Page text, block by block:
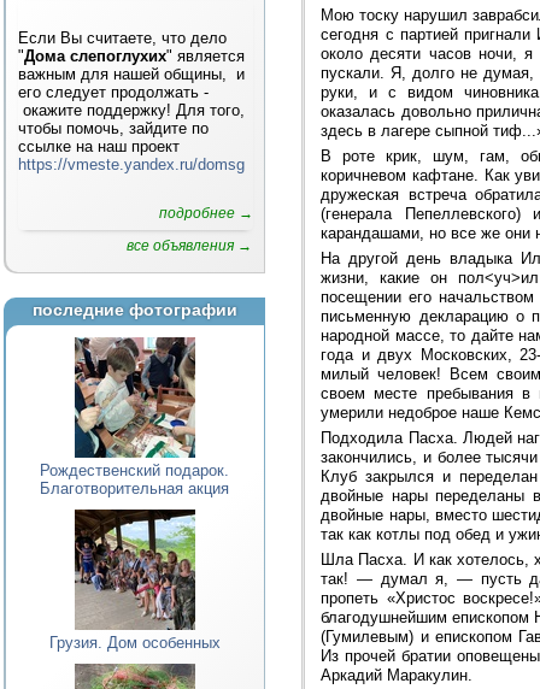
Если Вы считаете, что дело
"Дома слепоглухих" является
важным для нашей общины, и
его следует продолжать -
окажите поддержку! Для того,
чтобы помочь, зайдите по
ссылке на наш проект
https://vmeste.yandex.ru/domsg
подробнее →
все объявления →
последние фотографии
Рождественский подарок.
Благотворительная акция
Грузия. Дом особенных
Мою тоску нарушил
сегодня с партией
около десяти часов ночи,
пускали. Я, долго не думая,
руки, и с видом
оказалась довольно
здесь в лагере сыпной
В роте крик, шум, гам,
коричневом кафтане. Как
дружеская встреча
(генерала
карандашами, но все же они
На другой день владыка
жизни, какие он
посещении его
письменную декларацию о
народной массе, то дайте
года и двух Московских,
милый человек! Всем
своем месте пребывания
умерили недоброе наше
Подходила Пасха. Людей
закончились, и более
Клуб закрылся и
двойные нары переделаны
двойные нары, вместо
так как котлы под обед и
Шла Пасха. И как хотелось,
так! — думал я, — пусть
пропеть «Христос
благодушнейшим епископом
(Гумилевым) и епископом
Из прочей братии
Аркадий Маракулин.